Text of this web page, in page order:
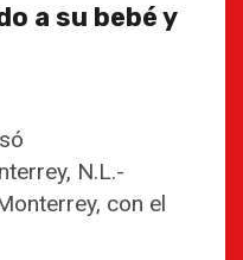
a su bebé y
N.L.-
con el